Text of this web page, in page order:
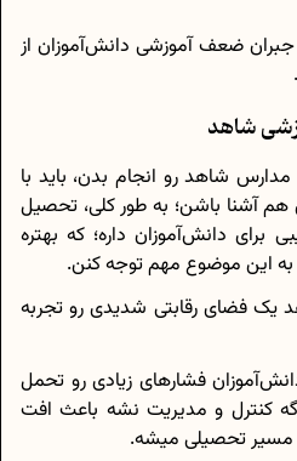
جبران ضعف آموزشی دانش‌آموزان از
شاهد
شاهد رو انجام بدن، باید با
آشنا باشن؛ به طور کلی، تحصیل
برای دانش‌آموزان داره؛ که بهتره
این موضوع مهم توجه کنن.
یک فضای رقابتی شدیدی رو تجربه
فشار‌های زیادی رو تحمل
کنترل و مدیریت نشه باعث افت
مسیر تحصیلی میشه.